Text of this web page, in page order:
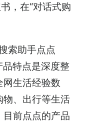
，在“对话式购
索助手点点
特点是深度整
生活经验数
、出行等生活
前点点的产品